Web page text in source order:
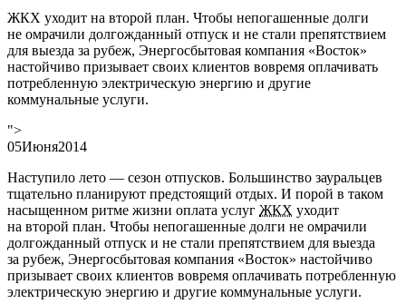
ЖКХ уходит на второй план. Чтобы непогашенные долги
не омрачили долгожданный отпуск и не стали препятствием
для выезда за рубеж, Энергосбытовая компания «Восток»
настойчиво призывает своих клиентов вовремя оплачивать
потребленную электрическую энергию и другие
коммунальные услуги.
">
05Июня2014
Наступило лето — сезон отпусков. Большинство зауральцев
тщательно планируют предстоящий отдых. И порой в таком
насыщенном ритме жизни оплата услуг ЖКХ уходит
на второй план. Чтобы непогашенные долги не омрачили
долгожданный отпуск и не стали препятствием для выезда
за рубеж, Энергосбытовая компания «Восток» настойчиво
призывает своих клиентов вовремя оплачивать потребленную
электрическую энергию и другие коммунальные услуги.